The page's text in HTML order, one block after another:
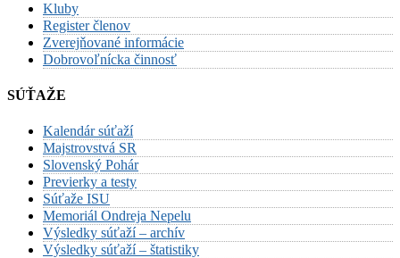
Kluby
Register členov
Zverejňované informácie
Dobrovoľnícka činnosť
SÚŤAŽE
Kalendár súťaží
Majstrovstvá SR
Slovenský Pohár
Previerky a testy
Súťaže ISU
Memoriál Ondreja Nepelu
Výsledky súťaží – archív
Výsledky súťaží – štatistiky